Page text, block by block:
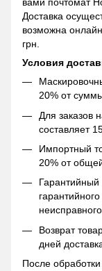
Доставка
возможна
грн.
Условия
20% от суммы
Для заказов
составляет
Импортный
20% от
Гарантийный
Возврат
дней
После